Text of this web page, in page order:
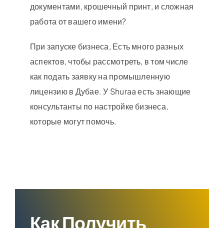
документами, крошечный принт, и сложная
работа от вашего имени?
При запуске бизнеса, Есть много разных
аспектов, чтобы рассмотреть, в том числе
как подать заявку на промышленную
лицензию в Дубае. У Shuraa есть знающие
консультанты по настройке бизнеса,
которые могут помочь.
Как Получить